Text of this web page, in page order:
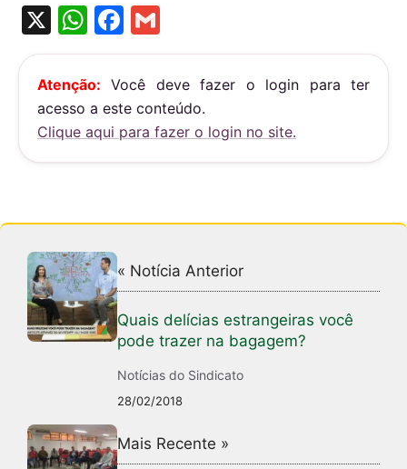
X
W
h
at
s
A
p
F
a
c
e
b
o
k
m
ai
l
Atenção: Você deve fazer o login para ter
acesso a este conteúdo.
Clique aqui para fazer o login no site.
« Notícia Anterior
Quais delícias estrangeiras você
pode trazer na bagagem?
Notícias do Sindicato
28/02/2018
Mais Recente »